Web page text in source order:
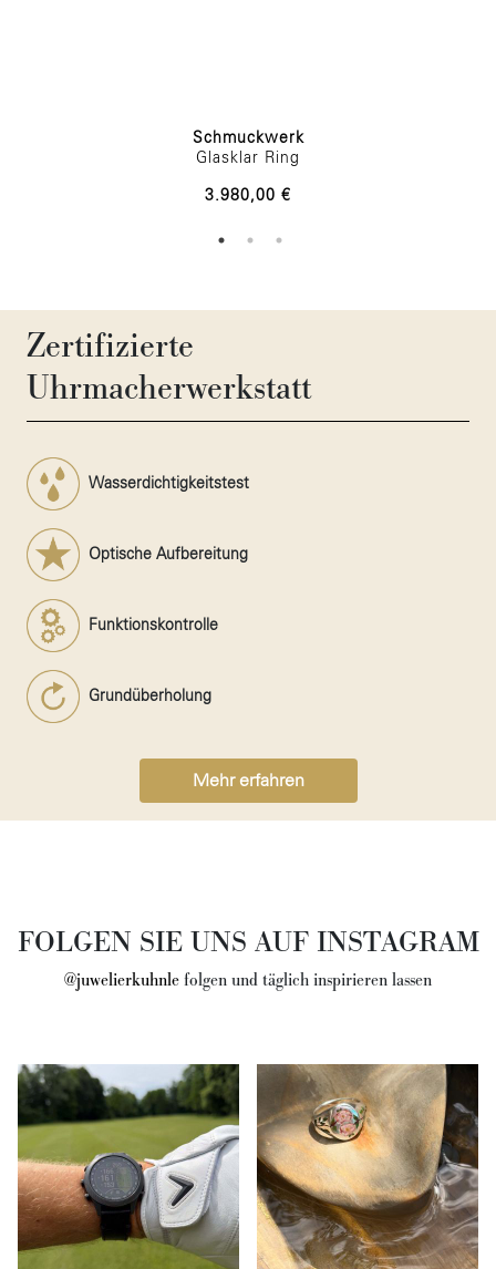
Schmuckwerk
Glasklar Ring
3.980,00 €
Zertifizierte
Uhrmacherwerkstatt
Wasserdichtigkeitstest
Optische Aufbereitung
Funktionskontrolle
Grundüberholung
Mehr erfahren
FOLGEN SIE UNS AUF INSTAGRAM
@juwelierkuhnle folgen und täglich inspirieren lassen